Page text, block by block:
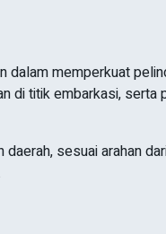
dalam memperkuat
di titik embarkasi, serta
sesuai arahan